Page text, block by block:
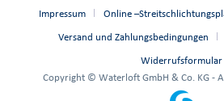
Impressum Online
Versand und Zahlungsbedingungen
Widerrufsformular
Copyright © Waterloft GmbH & Co. KG -